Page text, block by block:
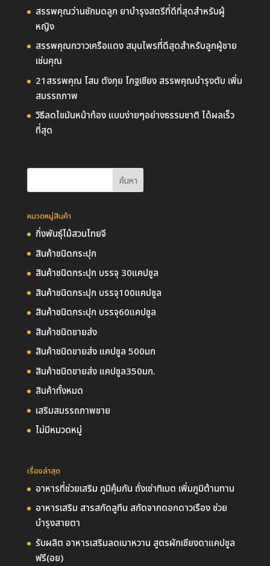
สรรพคุณว่านชักมดลูก ยาบำรุงสตรีที่ดีที่สุดสำหรับผู้
หญิง
สรรพคุณกวาวเครือแดง สมุนไพรที่ดีสุดสำหรับลูกผู้ชาย
เช่นคุณ
21สรรพคุณ โสม ตังกุย โกฐเชียง สรรพคุณบำรุงตับ เพิ่ม
สมรรถภาพ
วิธีลดไขมันหน้าท้อง แบบง่ายๆอย่างธรรมชาติ ได้ผลเร็ว
ที่สุด
หมวดหมู่สินค้า
กิ่งพันธุ์ไม้สวนไทยจี
สินค้าชนิดกระปุก
สินค้าชนิดกระปุก บรรจุ 30แคปซูล
สินค้าชนิดกระปุก บรรจุ100แคปซูล
สินค้าชนิดกระปุก บรรจุ60แคปซูล
สินค้าชนิดขายส่ง
สินค้าชนิดขายส่ง แคปซูล 500มก
สินค้าชนิดขายส่ง แคปซูล350มก.
สินค้าทั้งหมด
เสริมสมรรถภาพชาย
ไม่มีหมวดหมู่
เรื่องล่าสุด
อาหารที่ช่วยเสริม ภูมิคุ้มกัน ถั่งเช่าทิเบต เพิ่มภูมิต้านทาน
อาหารเสริม สารสกัดลูทีน สกัดจากดอกดาวเรือง ช่วย
บำรุงสายตา
รับผลิต อาหารเสริมลดเบาหวาน สูตรผักเชียงดาแคปซูล
ฟรี(อย)